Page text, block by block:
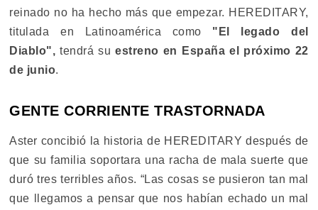
reinado no ha hecho más que empezar. HEREDITARY,
titulada en Latinoamérica como "El legado del
Diablo", tendrá suestreno en España el próximo 22
de junio.
GENTE CORRIENTE TRASTORNADA
Aster concibió la historia de HEREDITARY después de
que su familia soportara una racha de mala suerte que
duró tres terribles años. “Las cosas se pusieron tan mal
que llegamos a pensar que nos habían echado un mal